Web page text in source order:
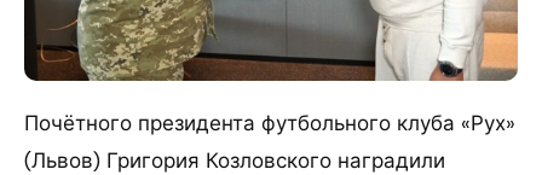
Почётного президента футбольного клуба «Рух»
(Львов) Григория Козловского наградили